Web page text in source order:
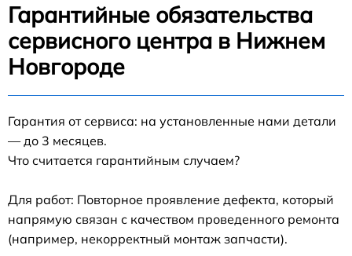
Гарантийные обязательства
сервисного центра в Нижнем
Новгороде
Гарантия от сервиса: на установленные нами детали
— до 3 месяцев.
Что считается гарантийным случаем?
Для работ: Повторное проявление дефекта, который
напрямую связан с качеством проведенного ремонта
(например, некорректный монтаж запчасти).